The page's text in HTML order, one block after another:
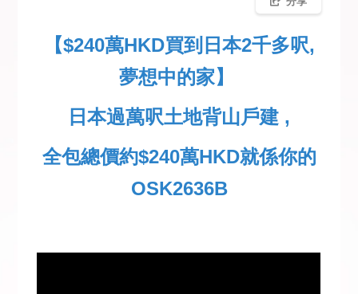
【$240萬HKD買到日本2千多呎,
夢想中的家】
日本過萬呎土地背山戶建 ,
全包總價約$240萬HKD就係你的
OSK2636B